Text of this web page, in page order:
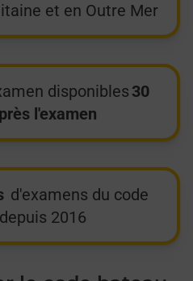
et en Outre Mer
disponibles 30
l'examen
d'examens du code
2016